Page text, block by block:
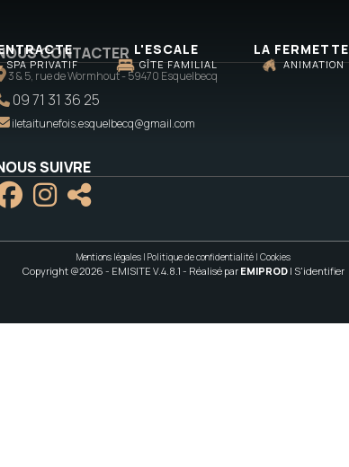
SPA PRIVATIF
L'ESCALE
GÎTE FAMILIAL
LA FERMETTE
ANIMATION
CONTACTER
3 & 5, rue de Wormhout - 59470 Esquelbecq
09 71 31 36 25
iletaitunefois.esquelbecq@gmail.com
SUIVRE
Mentions légales | Politique de confidentialité | Cookies
Copyright @2026 - EMISITE V.4.8.1 - Réalisé par EMIPROD | S'identifier